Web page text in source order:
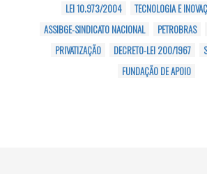
LEI 10.973/2004
TECNOLOGIA E
ASSIBGE-SINDICATO NACIONAL
PETROBRAS
PRIVATIZAÇÃO
DECRETO-LEI 200/1967
FUNDAÇÃO DE APOIO